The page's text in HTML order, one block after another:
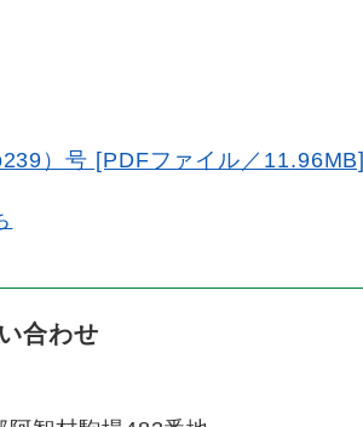
）号 [PDFファイル／11.96MB]
合わせ